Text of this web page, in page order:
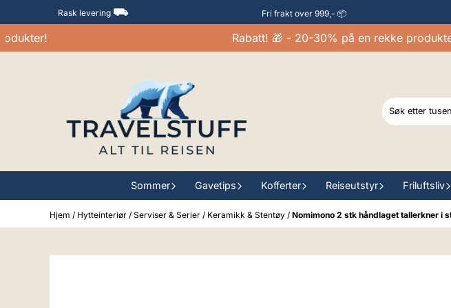
Hopp til innholdRask levering ⛟ Fri frakt over 999,- 📦
Rabatt! 🎁 - 20-30% på en rekke produkter!
Sommer Gavetips Kofferter Reiseutstyr Friluftsliv
Hjem / Hytteinteriør / Serviser & Serier / Keramikk & Stentøy / Nomimono 2 stk håndlaget tallerkner i